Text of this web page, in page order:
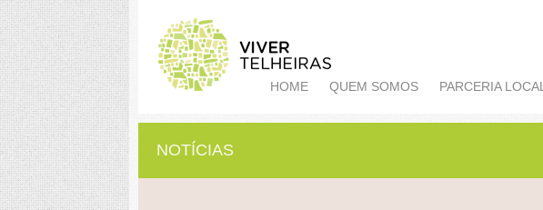
HOME QUEM SOMOS PARCERIA LOCAL
NOTÍCIAS